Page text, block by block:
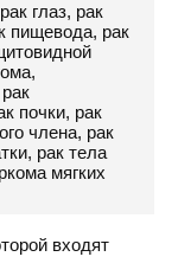
глаз, рак
пищевода, рак
почки, рак
члена, рак
рак тела
мягких
входят